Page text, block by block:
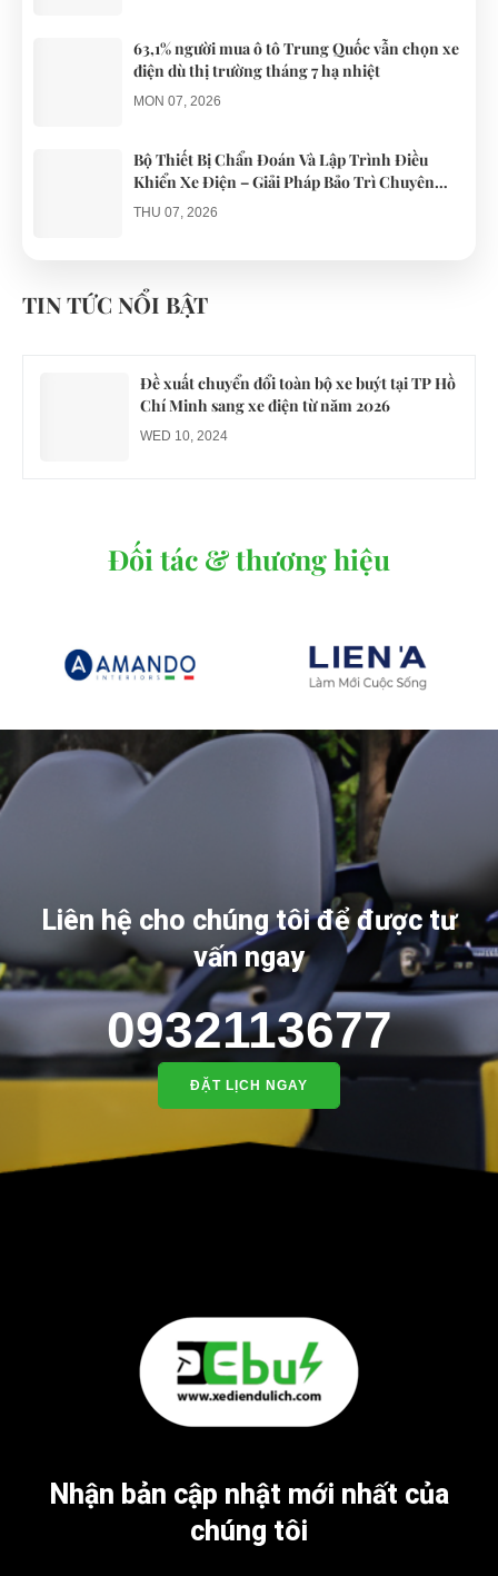
63,1% người mua ô tô Trung Quốc vẫn chọn xe
điện dù thị trường tháng 7 hạ nhiệt
MON 07, 2026
Bộ Thiết Bị Chẩn Đoán Và Lập Trình Điều
Khiển Xe Điện – Giải Pháp Bảo Trì Chuyên
Nghiệp
THU 07, 2026
gổ khi đón du khách ở Quy Nhơn
TIN TỨC NỔI BẬT
Đề xuất chuyển đổi toàn bộ xe buýt tại TP Hồ
Chí Minh sang xe điện từ năm 2026
WED 10, 2024
Đối tác & thương hiệu
Liên hệ cho chúng tôi để được tư
vấn ngay
0932113677
ĐẶT LỊCH NGAY
Nhận bản cập nhật mới nhất của
chúng tôi